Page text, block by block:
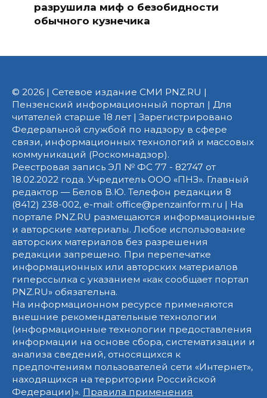
разрушила миф о безобидности
обычного кузнечика
© 2026 | Сетевое издание СМИ PNZ.RU |
Пензенский информационный портал | Для
читателей старше 18 лет | Зарегистрировано
Федеральной службой по надзору в сфере
связи, информационных технологий и массовых
коммуникаций (Роскомнадзор).
Реестровая запись ЭЛ № ФС 77 - 82747 от
18.02.2022 года. Учредитель ООО «ПНЗ». Главный
редактор — Белов В.Ю. Телефон редакции 8
(8412) 238-002, e-mail: office@penzainform.ru | На
портале PNZ.RU размещаются информационные
и авторские материалы. Любое использование
авторских материалов без разрешения
редакции запрещено. При перепечатке
информационных или авторских материалов
гиперссылка с указанием «как сообщает портал
PNZ.RU» обязательна.
На информационном ресурсе применяются
внешние рекомендательные технологии
(информационные технологии предоставления
информации на основе сбора, систематизации и
анализа сведений, относящихся к
предпочтениям пользователей сети «Интернет»,
находящихся на территории Российской
Федерации)». Правила применения